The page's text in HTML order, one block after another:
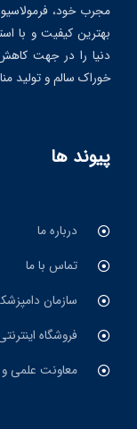
مجرب خود،
بهترین کیفیت و با
دنیا را در جهت
خوراک سالم و تولید
پیوند ها
درباره ما
تماس با ما
سازمان
فروشگاه
معاونت علمی